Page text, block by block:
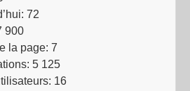
72
900
la page: 7
5 125
16